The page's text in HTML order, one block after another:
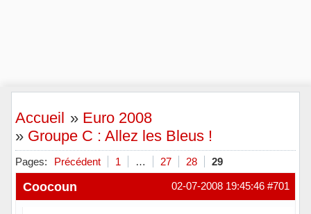
Accueil » Euro 2008
» Groupe C : Allez les Bleus !
Pages: Précédent 1 … 27 28 29
#701
02-07-2008 19:45:46
Coocoun